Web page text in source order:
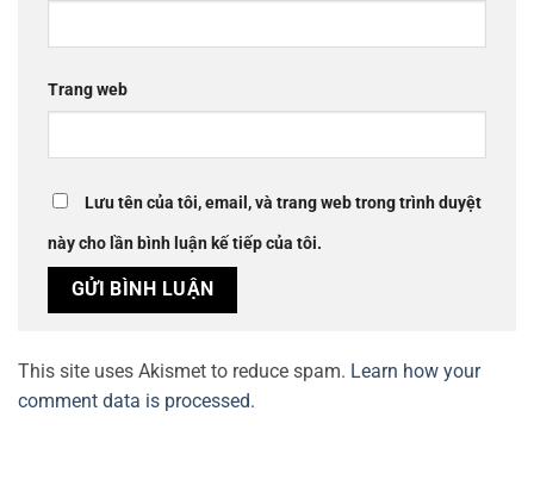
Trang web
Lưu tên của tôi, email, và trang web trong trình duyệt
này cho lần bình luận kế tiếp của tôi.
This site uses Akismet to reduce spam. Learn how your
comment data is processed.